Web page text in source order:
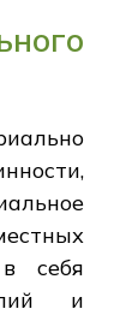
себя
и